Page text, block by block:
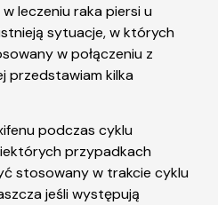
leczeniu raka piersi u
sytuacje, w których
w połączeniu z
przedstawiam kilka
podczas cyklu
przypadkach
stosowany w trakcie cyklu
jeśli występują